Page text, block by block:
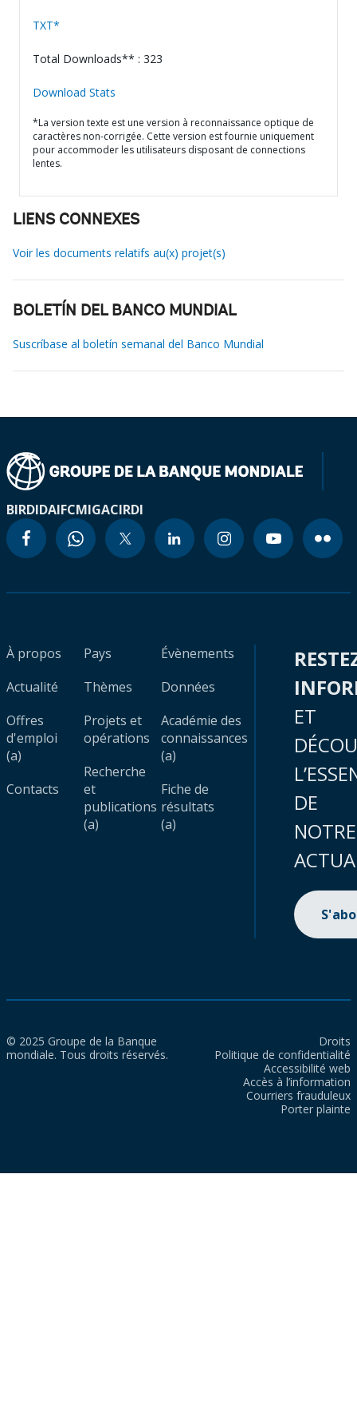
TXT*
Total Downloads** : 323
Download Stats
*La version texte est une version à reconnaissance optique de
caractères non-corrigée. Cette version est fournie uniquement
pour accommoder les utilisateurs disposant de connections
lentes.
LIENS CONNEXES
Voir les documents relatifs au(x) projet(s)
BOLETÍN DEL BANCO MUNDIAL
Suscríbase al boletín semanal del Banco Mundial
BIRDIDAIFCMIGACIRDI
À propos
Actualité
Offres
d'emploi
(a)
Contacts
Pays
Thèmes
Projets et
opérations
Recherche
et
publications
(a)
Évènements
Données
Académie des
connaissances
(a)
Fiche de
résultats
(a)
ET
DE
NOTRE
© 2025 Groupe de la Banque
mondiale. Tous droits réservés.
Droits
Politique de confidentialité
Accessibilité web
Accès à l’information
Courriers frauduleux
Porter plainte